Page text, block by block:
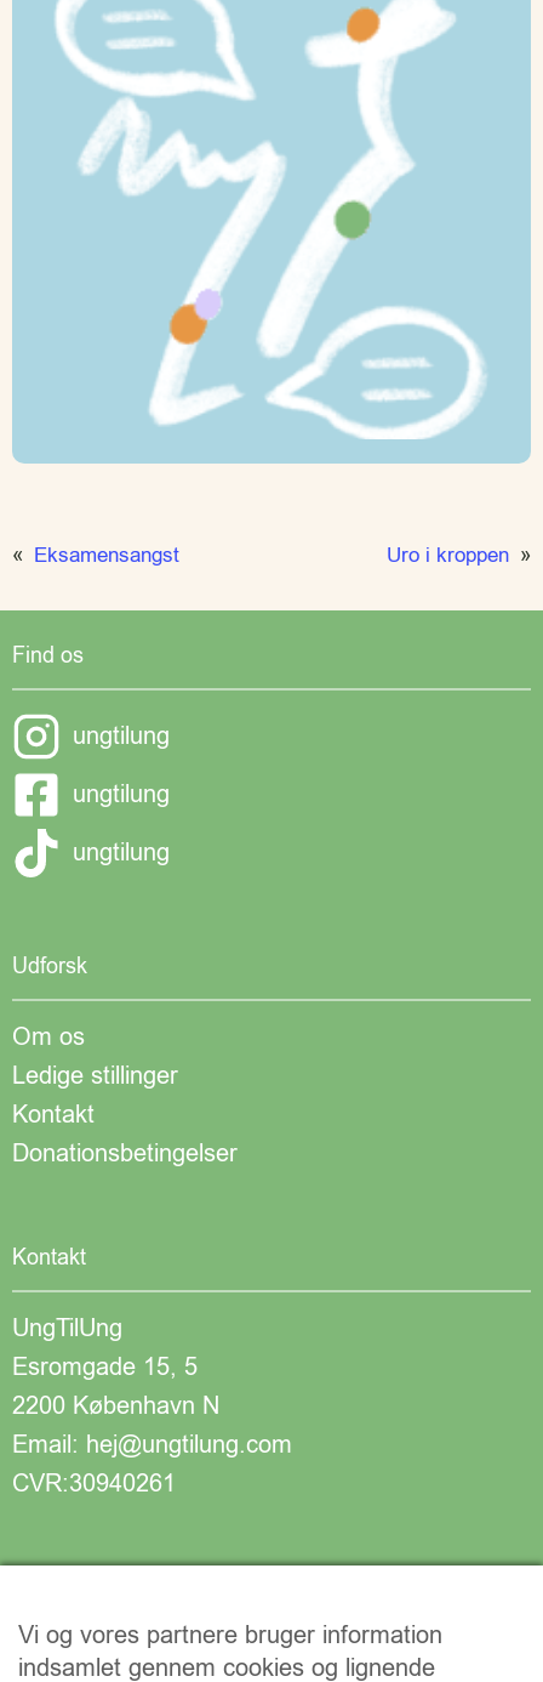
« Eksamensangst Uro i kroppen »
Find os
ungtilung
ungtilung
ungtilung
Udforsk
Om os
Ledige stillinger
Kontakt
Donationsbetingelser
Kontakt
UngTilUng
Esromgade 15, 5
2200 København N
Email: hej@ungtilung.com
CVR:30940261
Vi og vores partnere bruger information
indsamlet gennem cookies og lignende